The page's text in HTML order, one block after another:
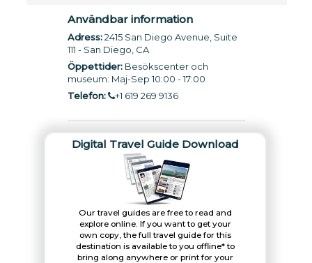
Användbar information
Adress:2415 San Diego Avenue, Suite
111 - San Diego, CA
Öppettider:Besökscenter och
museum: Maj-Sep 10:00 - 17:00
Telefon:
+1 619 269 9136
Digital Travel Guide Download
Our travel guides are free to read and
explore online. If you want to get your
own copy, the full travel guide for this
destination is available to you offline* to
bring along anywhere or print for your